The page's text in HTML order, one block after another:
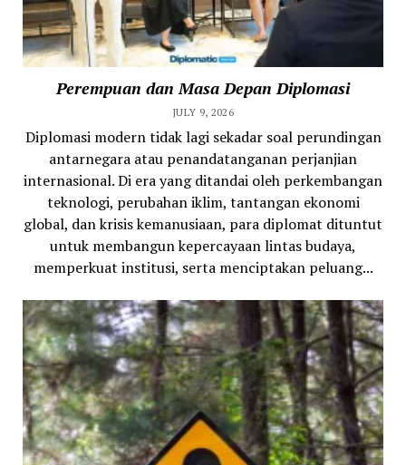
Perempuan dan Masa Depan Diplomasi
JULY 9, 2026
Diplomasi modern tidak lagi sekadar soal perundingan
antarnegara atau penandatanganan perjanjian
internasional. Di era yang ditandai oleh perkembangan
teknologi, perubahan iklim, tantangan ekonomi
global, dan krisis kemanusiaan, para diplomat dituntut
untuk membangun kepercayaan lintas budaya,
memperkuat institusi, serta menciptakan peluang...